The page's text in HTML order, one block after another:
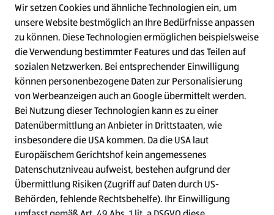
Oops!
Something went wrong. Please try refreshing
the app
Refresh
Wir setzen Cookies und ähnliche Technologien ein, um
unsere Website bestmöglich an Ihre Bedürfnisse anpassen
zu können. Diese Technologien ermöglichen beispielsweise
die Verwendung bestimmter Features und das Teilen auf
sozialen Netzwerken. Bei entsprechender Einwilligung
können personenbezogene Daten zur Personalisierung
von Werbeanzeigen auch an Google übermittelt werden.
Bei Nutzung dieser Technologien kann es zu einer
Datenübermittlung an Anbieter in Drittstaaten, wie
insbesondere die USA kommen. Da die USA laut
Europäischem Gerichtshof kein angemessenes
Datenschutzniveau aufweist, bestehen aufgrund der
Übermittlung Risiken (Zugriff auf Daten durch US-
Behörden, fehlende Rechtsbehelfe). Ihr Einwilligung